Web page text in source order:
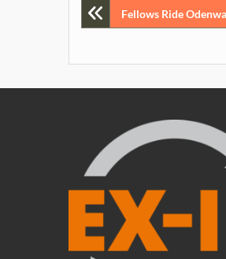
Fellows Ride